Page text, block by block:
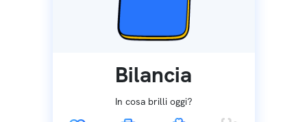
Bilancia
In cosa brilli oggi?